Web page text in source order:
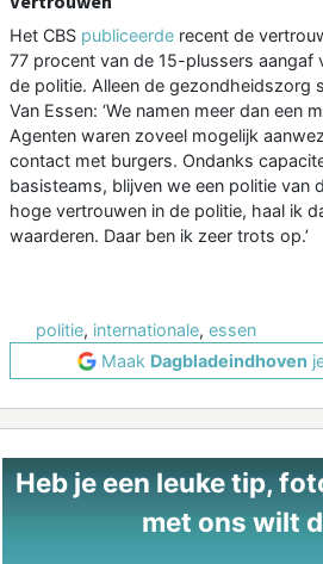
Het CBS publiceerde recent de
77 procent van de 15-plussers aangaf
de politie. Alleen de gezondheidszorg
Van Essen: ‘We namen meer dan een
Agenten waren zoveel mogelijk
contact met burgers. Ondanks
basisteams, blijven we een politie van
hoge vertrouwen in de politie, haal ik
waarderen. Daar ben ik zeer trots op.’
politie, internationale, essen
Maak Dagbladeindhoven
Heb je een leuke tip,
met ons wilt